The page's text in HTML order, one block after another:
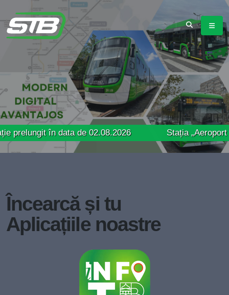
în data de 02.08.2026 Stația „Aeroport
Încearcă și tu
Aplicațiile noastre